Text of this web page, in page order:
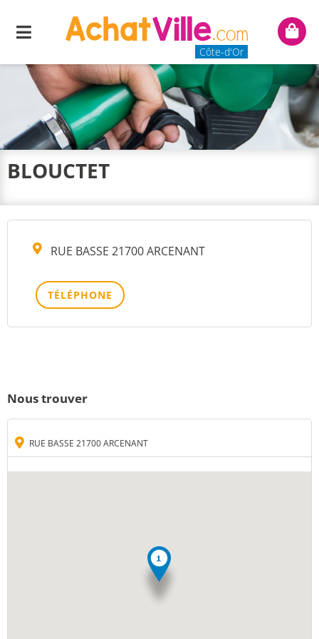
Menu
Côte-d'Or
Mon
BLOUCTET
RUE BASSE 21700 ARCENANT
TÉLÉPHONE
Nous trouver
RUE BASSE 21700 ARCENANT